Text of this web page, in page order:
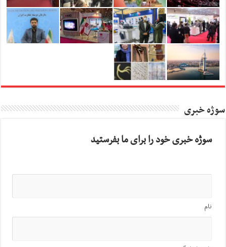
سوژه خبری
سوژه خبری خود را برای ما بفرستید
نام